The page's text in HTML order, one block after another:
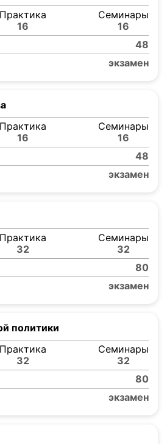
Практика
16
Семинары
16
48
экзамен
Практика
16
Семинары
16
48
экзамен
Практика
32
Семинары
32
80
экзамен
политики
Практика
32
Семинары
32
80
экзамен